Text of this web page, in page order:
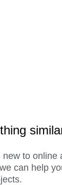
to online
can help